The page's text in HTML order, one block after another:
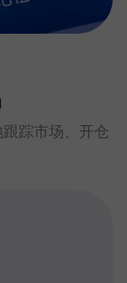
踪市场、开仓